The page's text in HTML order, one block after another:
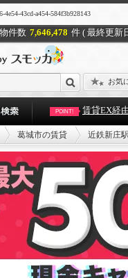
43cd-a454-584f3b928143
件数 7,646,478 件 ( 最終更新
お気
POINT! 賃貸EX経
葛城市の賃貸 近鉄新庄